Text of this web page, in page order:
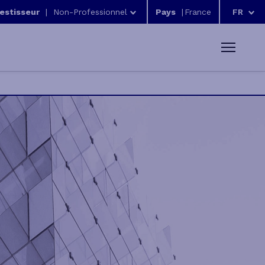
| Non-Professionnel Pays | FR